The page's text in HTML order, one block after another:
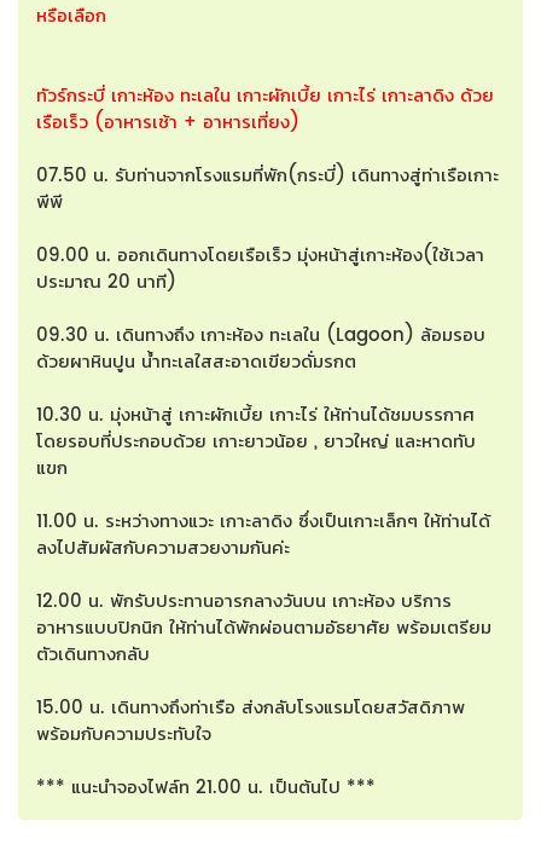
หรือเลือก
ทัวร์กระบี่ เกาะห้อง ทะเลใน เกาะผักเบี้ย เกาะไร่ เกาะลาดิง ด้วย
เรือเร็ว (อาหารเช้า + อาหารเที่ยง)
07.50 น. รับท่านจากโรงแรมที่พัก(กระบี่) เดินทางสู่ท่าเรือเกาะ
พีพี
09.00 น. ออกเดินทางโดยเรือเร็ว มุ่งหน้าสู่เกาะห้อง(ใช้เวลา
ประมาณ 20 นาที)
09.30 น. เดินทางถึง เกาะห้อง ทะเลใน (Lagoon) ล้อมรอบ
ด้วยผาหินปูน น้ำทะเลใสสะอาดเขียวดั่มรกต
10.30 น. มุ่งหน้าสู่ เกาะผักเบี้ย เกาะไร่ ให้ท่านได้ชมบรรกาศ
โดยรอบที่ประกอบด้วย เกาะยาวน้อย , ยาวใหญ่ และหาดทับ
แขก
11.00 น. ระหว่างทางแวะ เกาะลาดิง ซึ่งเป็นเกาะเล็กๆ ให้ท่านได้
ลงไปสัมผัสกับความสวยงามกันค่ะ
12.00 น. พักรับประทานอารกลางวันบน เกาะห้อง บริการ
อาหารแบบปิกนิก ให้ท่านได้พักผ่อนตามอัธยาศัย พร้อมเตรียม
ตัวเดินทางกลับ
15.00 น. เดินทางถึงท่าเรือ ส่งกลับโรงแรมโดยสวัสดิภาพ
พร้อมกับความประทับใจ
*** แนะนำจองไฟล์ท 21.00 น. เป็นต้นไป ***